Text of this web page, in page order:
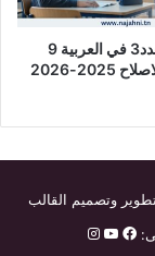
فرض جامع عدد3 في العربية 9
2026
وتصميم القالب